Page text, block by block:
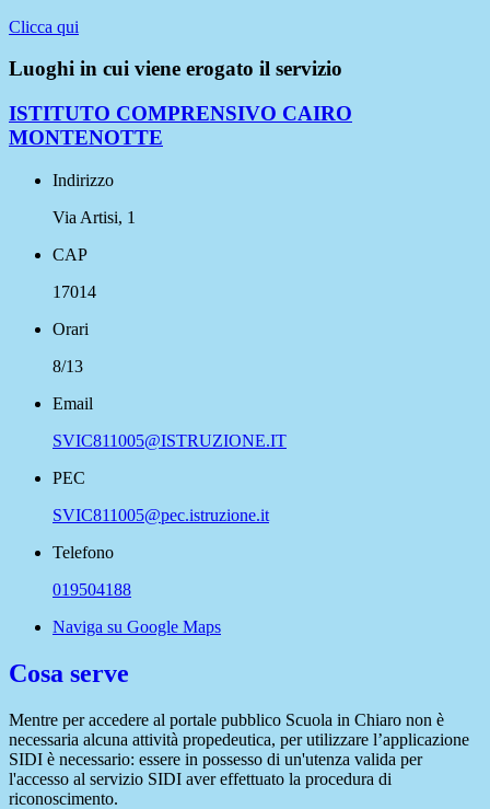
Clicca qui
Luoghi in cui viene erogato il servizio
ISTITUTO COMPRENSIVO CAIRO
MONTENOTTE
Indirizzo
Via Artisi, 1
CAP
17014
Orari
8/13
Email
SVIC811005@ISTRUZIONE.IT
PEC
SVIC811005@pec.istruzione.it
Telefono
019504188
Naviga su Google Maps
Cosa serve
Mentre per accedere al portale pubblico Scuola in Chiaro non è
necessaria alcuna attività propedeutica, per utilizzare l’applicazione
SIDI è necessario: essere in possesso di un'utenza valida per
l'accesso al servizio SIDI aver effettuato la procedura di
riconoscimento.